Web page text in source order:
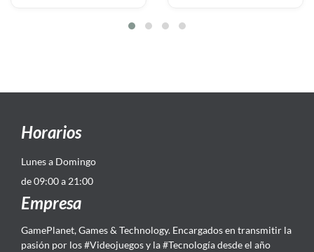
Horarios
Lunes a Domingo
de 09:00 a 21:00
Empresa
GamePlanet, Games & Technology. Encargados en transmitir la
pasión por los #Videojuegos y la #Tecnología desde el año